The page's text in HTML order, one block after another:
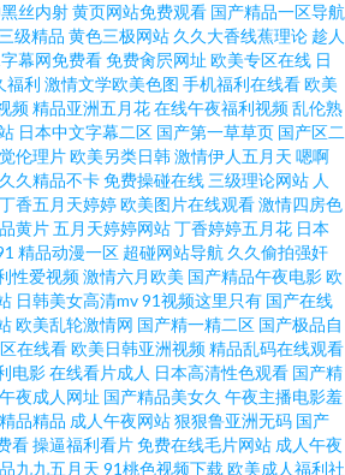
人人操 亚洲青青草社区 青青草免费视频 精品喷
频导航 91老熟女 老湿机69福利社 伊人青青草综
男女免费视频 国产在线女同视频网站 www日本
区 韩国色色网 AV第一福利吾爱导航 日韩色情第
国产尤物精品做 97电影大片伦理片 91处
亚洲精品国产一二三四 三级站网视频 内射无码
精品 91大片 小色逼怡红院欧美日韩 国产91啪啪
一区 涩瑟爱青草婷婷激情五月天 91密桃在线观
丝内射黄页网站免费观看 国产精品一区导航
级精品 黄色三极网站 久久大香线蕉理论 趁人
幕网免费看免费肏屄网址 欧美专区在线 日
福利 激情文学欧美色图 手机福利在线看欧美
频精品亚洲五月花在线午夜福利视频乱伦熟
日本中文字幕二区 国产第一草草页 国产区二
伦理片欧美另类日韩激情伊人五月天 嗯啊
久久精品不卡免费操碰在线 三级理论网站 人
丁香五月天婷婷欧美图片在线观看激情四房色
黄片五月天婷婷网站丁香婷婷五月花 日本
精品动漫一区 超碰网站导航 久久偷拍强奸
性爱视频激情六月欧美 国产精品午夜电影欧
日韩美女高清mv91视频这里只有 国产在线
欧美乱轮激情网 国产精一精二区 国产极品自
在线看欧美日韩亚洲视频精品乱码在线观看
电影在线看片成人 日本高清性色观看 国产精
午夜成人网址 国产精品美女久 午夜主播电影羞
品精品 成人午夜网站狠狠鲁亚洲无码 国产
看操逼福利看片免费在线毛片网站 成人午夜
九九五月天 91桃色视频下载 欧美成人福利社